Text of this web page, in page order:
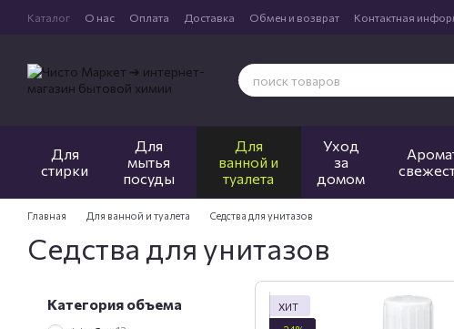
Перейти к основному контенту
Каталог О нас Оплата Доставка Обмен и возврат Контактная
Для
стирки
Для
мытья
посуды
Для
ванной и
туалета
Уход
за
домом
Главная Для ванной и туалета Седства для унитазов
Седства для унитазов
ХИТ
Категория объема